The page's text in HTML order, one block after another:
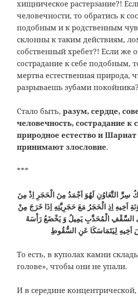
хищническое растерзание?!
человечности, то обратись к
подобным и к родственным
склонны к таким действиям,
собственный хребет?! Если же
сострадание к себе подобным,
мертва естественная природа,
разрываешь зубами
Стало быть,разум, сердце,
человечность, сострадание к
природное естество и
принимают злословие.
***
سِرَّ التَّعَاوُنِ لَهُوَ اَجْمَدُ مِنَ الْحَجَرِ اِذْ مِنَ
اَخِيهِ اِذِ الْحَجَرُ مَعَ حَجَرِيَّتِهِ اِذَا خَرَجَ مِنْ
السَّقْفِ الْمُحَدَّبِ يَمِيلُ وَ يَخْضَعُ رَاْسَهُ
اَخِيهِ لِيَتَمَاسَكَا عَنِ السُّقُوطِ
То есть, в куполах камни
голове», чтобы они не упали.
И в середине